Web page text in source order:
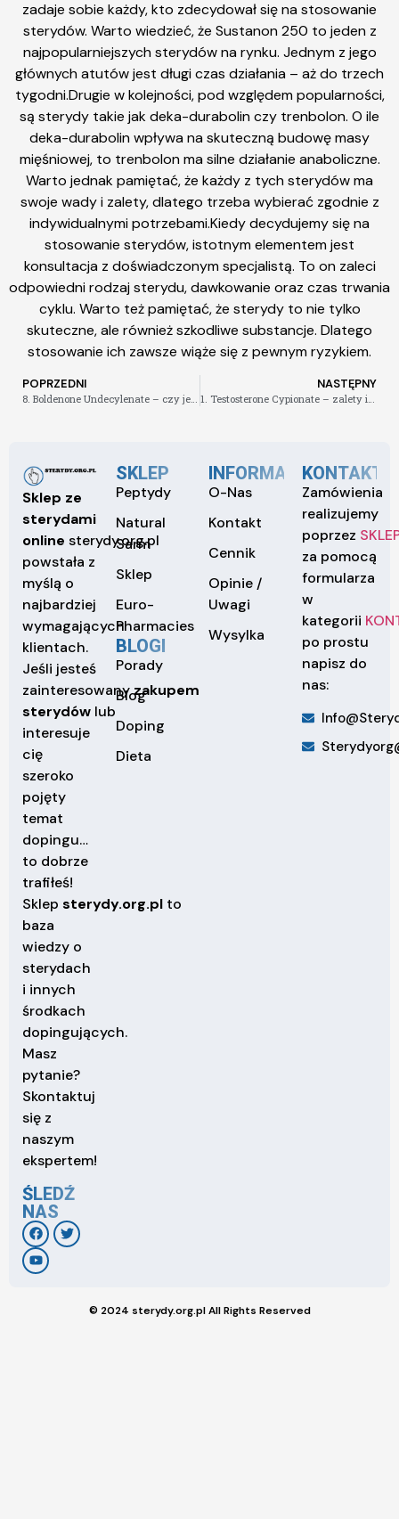
zadaje sobie każdy, kto zdecydował się na stosowanie
sterydów. Warto wiedzieć, że Sustanon 250 to jeden z
najpopularniejszych sterydów na rynku. Jednym z jego
głównych atutów jest długi czas działania – aż do trzech
tygodni.Drugie w kolejności, pod względem popularności,
są sterydy takie jak deka-durabolin czy trenbolon. O ile
deka-durabolin wpływa na skuteczną budowę masy
mięśniowej, to trenbolon ma silne działanie anaboliczne.
Warto jednak pamiętać, że każdy z tych sterydów ma
swoje wady i zalety, dlatego trzeba wybierać zgodnie z
indywidualnymi potrzebami.Kiedy decydujemy się na
stosowanie sterydów, istotnym elementem jest
konsultacja z doświadczonym specjalistą. To on zaleci
odpowiedni rodzaj sterydu, dawkowanie oraz czas trwania
cyklu. Warto też pamiętać, że sterydy to nie tylko
skuteczne, ale również szkodliwe substancje. Dlatego
stosowanie ich zawsze wiąże się z pewnym ryzykiem.
POPRZEDNI NASTĘPNY
Sklep ze
sterydami
online sterydy.org.pl
powstała z
myślą o
najbardziej
wymagających
klientach.
Jeśli jesteś
zainteresowanyzakupem
sterydów lub
interesuje
cię
szeroko
pojęty
temat
dopingu…
to dobrze
trafiłeś!
Sklep sterydy.org.pl to
baza
wiedzy o
sterydach
i innych
środkach
dopingujących.
Masz
pytanie?
Skontaktuj
się z
naszym
ekspertem!
ŚLEDŹ
NAS
SKLEP
Peptydy
Natural
Sarm
Sklep
Euro-
Pharmacies
BLOGI
Porady
Blog
Doping
Dieta
INFORMACJE
O-Nas
Kontakt
Cennik
Opinie /
Uwagi
Wysylka
KONTAKT
Zamówienia
realizujemy
poprzez
za pomocą
formularza
w
kategorii
po prostu
napisz do
nas:
© 2024 sterydy.org.pl All Rights Reserved